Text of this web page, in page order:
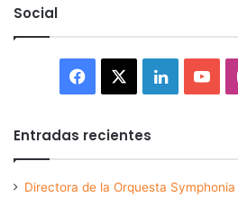
Social
Facebook LinkedIn
Entradas recientes
Directora de la Orquesta